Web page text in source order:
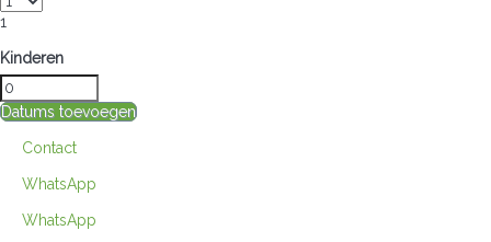
1
Kinderen
Datums toevoegen
Contact
WhatsApp
WhatsApp